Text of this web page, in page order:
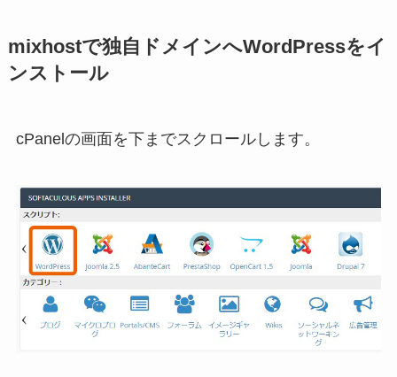
mixhostで独自ドメインへWordPressをイ
ンストール
cPanelの画面を下までスクロールします。